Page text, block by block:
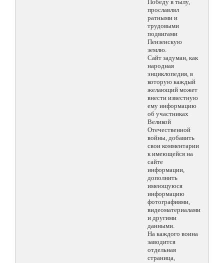
Победу в тылу,
прославлял
ратными и
трудовыми
подвигами
Пензенскую
землю.
Сайт задуман, как
народная
энциклопедия, в
которую каждый
желающий может
внести известную
ему информацию
об участниках
Великой
Отечественной
войны, добавить
свои комментарии
к имеющейся на
сайте
информации,
дополнить
имеющуюся
информацию
фотографиями,
видеоматериалами
и другими
данными.
На каждого воина
заводится
отдельная
страница,